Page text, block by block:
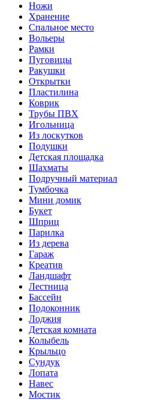
Ножи
Хранение
Спальное место
Вольеры
Рамки
Пуговицы
Ракушки
Открытки
Пластилина
Коврик
Трубы ПВХ
Игольница
Из лоскутков
Подушки
Детская площадка
Шахматы
Подручный материал
Тумбочка
Мини домик
Букет
Шприц
Парилка
Из дерева
Гараж
Креатив
Ландшафт
Лестница
Бассейн
Подоконник
Лоджия
Детская комната
Колыбель
Крыльцо
Сундук
Лопата
Навес
Мостик